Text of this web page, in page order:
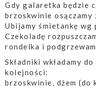
Gdy galaretka będzie
brzoskwinie
Ubijamy śmietankę wg
Czekoladę
rondelka i
Składniki wkładamy
kolejności:
brzoskwinie, dżem (do